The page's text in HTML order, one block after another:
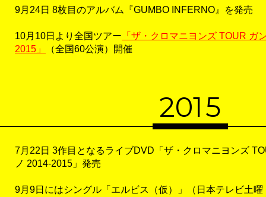
9月24日 8枚目のアルバム『GUMBO INFERNO』を発売
10月10日より全国ツアー 「ザ・クロマニヨンズ TOUR ガ
2015」
（全国60公演）開催
2015
7月22日 3作目となるライブDVD「ザ・クロマニヨンズ
ノ 2014-2015」発売
9月9日にはシングル「エルビス（仮）」（日本テレビ土